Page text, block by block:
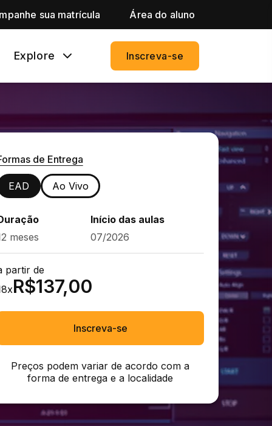
sua matrícula Área do aluno
Explore Inscreva-se
de Entrega
EAD Ao Vivo
meses
Início das aulas
07/2026
partir de
xR$137,00
Inscreva-se
Preços podem variar de acordo com a
forma de entrega e a localidade